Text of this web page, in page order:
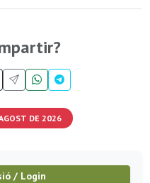
DE 2026
/ Login